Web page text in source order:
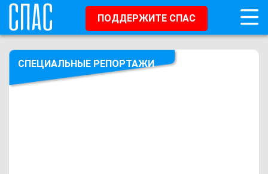
ПОДДЕРЖИТЕ СПАС
СПЕЦИАЛЬНЫЕ РЕПОРТАЖИ